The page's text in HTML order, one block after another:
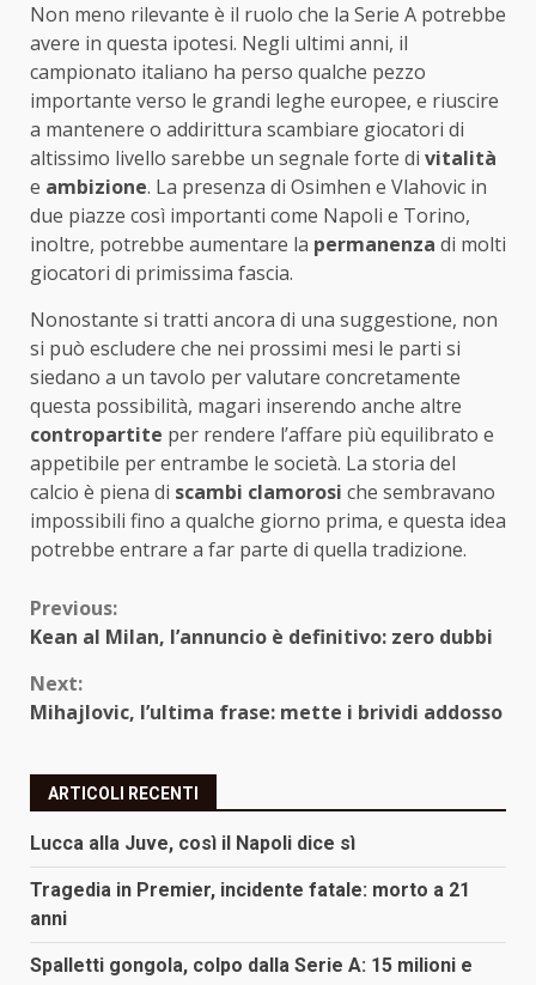
Non meno rilevante è il ruolo che la Serie A potrebbe
avere in questa ipotesi. Negli ultimi anni, il
campionato italiano ha perso qualche pezzo
importante verso le grandi leghe europee, e riuscire
a mantenere o addirittura scambiare giocatori di
altissimo livello sarebbe un segnale forte di vitalità
e ambizione. La presenza di Osimhen e Vlahovic in
due piazze così importanti come Napoli e Torino,
inoltre, potrebbe aumentare la permanenza di molti
giocatori di primissima fascia.
Nonostante si tratti ancora di una suggestione, non
si può escludere che nei prossimi mesi le parti si
siedano a un tavolo per valutare concretamente
questa possibilità, magari inserendo anche altre
contropartite per rendere l’affare più equilibrato e
appetibile per entrambe le società. La storia del
calcio è piena di scambi clamorosi che sembravano
impossibili fino a qualche giorno prima, e questa idea
potrebbe entrare a far parte di quella tradizione.
Continue
Previous:
Kean al Milan, l’annuncio è definitivo: zero dubbi
Next:
Mihajlovic, l’ultima frase: mette i brividi addosso
ARTICOLI RECENTI
Lucca alla Juve, così il Napoli dice sì
Tragedia in Premier, incidente fatale: morto a 21
anni
Spalletti gongola, colpo dalla Serie A: 15 milioni e